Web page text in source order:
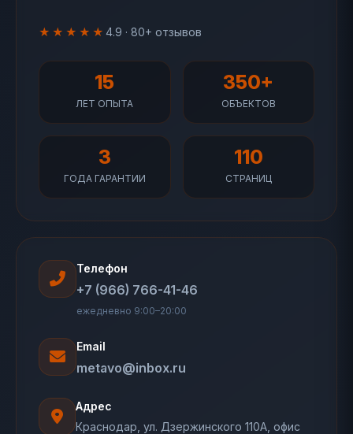
★★★★★ 4.9 · 80+ отзывов
15
ЛЕТ ОПЫТА
350+
ОБЪЕКТОВ
3
ГОДА ГАРАНТИИ
110
СТРАНИЦ
Телефон
+7 (966) 766-41-46
ежедневно 9:00–20:00
Email
metavo@inbox.ru
Адрес
Краснодар, ул. Дзержинского 110А, офис